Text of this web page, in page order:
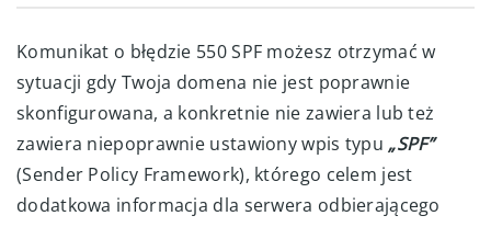
Komunikat o błędzie 550 SPF możesz otrzymać w
sytuacji gdy Twoja domena nie jest poprawnie
skonfigurowana, a konkretnie nie zawiera lub też
zawiera niepoprawnie ustawiony wpis typu „SPF”
(Sender Policy Framework), którego celem jest
dodatkowa informacja dla serwera odbierającego